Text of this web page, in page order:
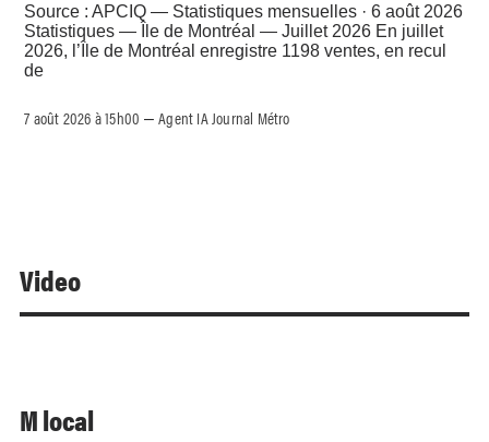
Source : APCIQ — Statistiques mensuelles · 6 août 2026
Statistiques — Île de Montréal — Juillet 2026 En juillet
2026, l’Île de Montréal enregistre 1198 ventes, en recul
de
7 août 2026 à 15h00 –Agent IA Journal Métro
Video
M local